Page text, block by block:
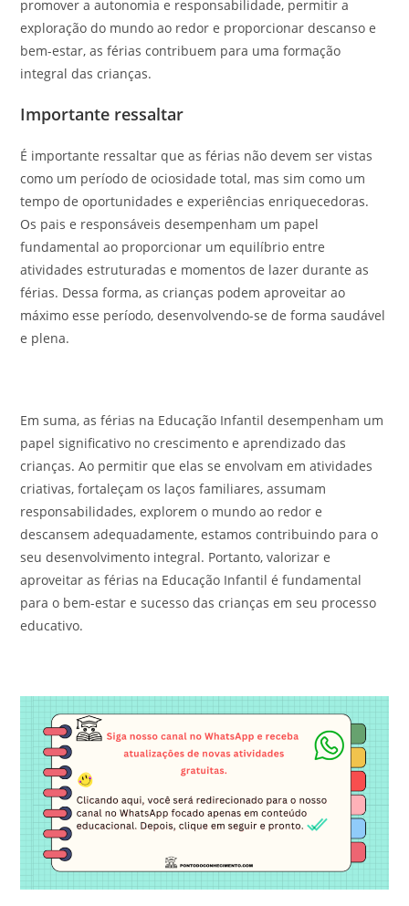
promover a autonomia e responsabilidade, permitir a
exploração do mundo ao redor e proporcionar descanso e
bem-estar, as férias contribuem para uma formação
integral das crianças.
Importante ressaltar
É importante ressaltar que as férias não devem ser vistas
como um período de ociosidade total, mas sim como um
tempo de oportunidades e experiências enriquecedoras.
Os pais e responsáveis desempenham um papel
fundamental ao proporcionar um equilíbrio entre
atividades estruturadas e momentos de lazer durante as
férias. Dessa forma, as crianças podem aproveitar ao
máximo esse período, desenvolvendo-se de forma saudável
e plena.
Em suma, as férias na Educação Infantil desempenham um
papel significativo no crescimento e aprendizado das
crianças. Ao permitir que elas se envolvam em atividades
criativas, fortaleçam os laços familiares, assumam
responsabilidades, explorem o mundo ao redor e
descansem adequadamente, estamos contribuindo para o
seu desenvolvimento integral. Portanto, valorizar e
aproveitar as férias na Educação Infantil é fundamental
para o bem-estar e sucesso das crianças em seu processo
educativo.